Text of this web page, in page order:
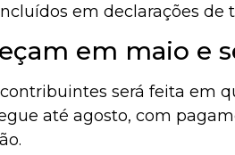
em declarações de
em maio e
será feita em
até agosto, com